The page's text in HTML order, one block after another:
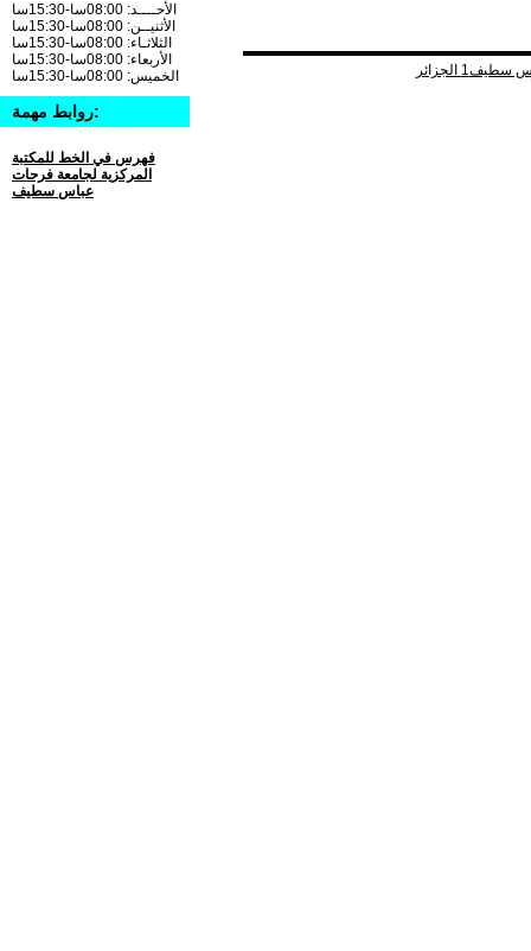
الأحــــد: 08:00سا-15:30سا
الأثنيــن: 08:00سا-15:30سا
الثلاثـاء: 08:00سا-15:30سا
الأربعاء: 08:00سا-15:30سا
الخميس: 08:00سا-15:30سا
روابط مهمة:
فهرس في الخط للمكتبة
المركزية لجامعة فرحات
عباس سطيف